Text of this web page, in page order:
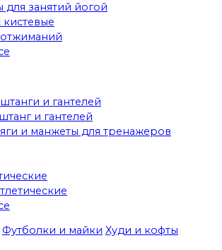
для занятий йогой
и гантелей
и гантелей
и манжеты для тренажеров
Футболки и майки Худи и кофты